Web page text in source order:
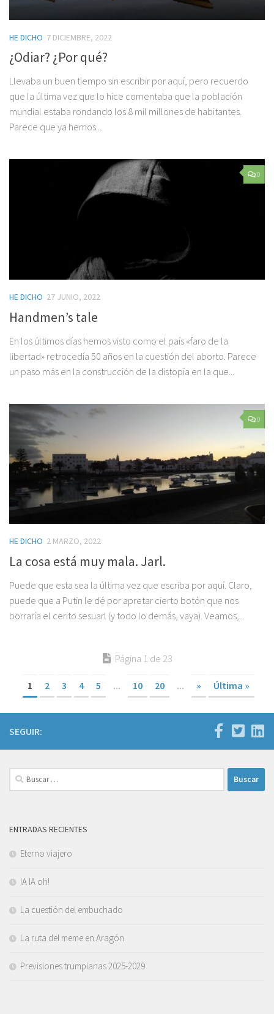
HE DICHO 7 DICIEMBRE, 2022
¿Odiar? ¿Por qué?
Llevaba un buen tiempo sin escribir por aquí, pero recuerdo
que la última vez que lo hice comentaba que la población
mundial estaba rondando los 8 mil millones de habitantes.
Parece que ya hemos...
0
HE DICHO 27 JUNIO, 2022
Handmen’s tale
En los últimos días hemos visto como el país «faro de la
libertad» retrocedía 50 años en la cuestión del aborto. Parece
un paso más en la construcción de la distopía en la que...
0
HE DICHO 2 MARZO, 2022
La cosa está muy mala. Jarl.
Puede que esta sea la última vez que escriba por aquí. Claro,
puede que a Putin le dé por apretar cierto botón que nos
borraría el cerito sesuarl (y todo lo demás, vaya). Veamos,...
Página 1 de 23
1 2 3 4 5 ... 10 20 ... » Última »
SEGUIR:
Buscar:
ENTRADAS RECIENTES
Eterno viajero
IA IA oh!
La cuestión del embuchado
La ruta del meme en Aragón
Previsiones trumpianas 2025-2029